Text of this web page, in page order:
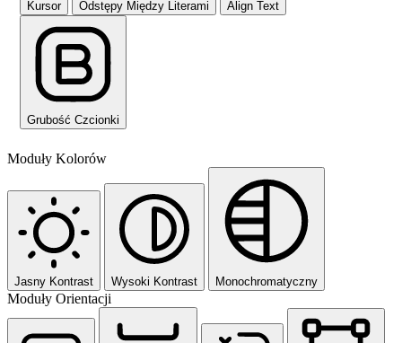
Kursor Odstępy Między Literami Align Text
Grubość Czcionki
Moduły Kolorów
Jasny Kontrast Wysoki Kontrast Monochromatyczny
Moduły Orientacji